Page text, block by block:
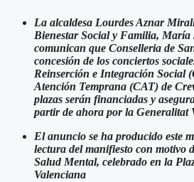
La alcaldesa Lourdes Aznar
Bienestar Social y Familia, María
comunican que Conselleria de
concesión de los conciertos
Reinserción e Integración Social
Atención Temprana (CAT) de
plazas serán financiadas y
partir de ahora por la Generalitat
El anuncio se ha producido este
lectura del manifiesto con motivo
Salud Mental, celebrado en la
Valenciana